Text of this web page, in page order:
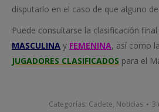
disputarlo en el caso de que alguno
Puede consultarse la clasificación
MASCULINA y FEMENINA, así como
JUGADORES CLASIFICADOS para el
Categorías: Cadete, Noticias 3